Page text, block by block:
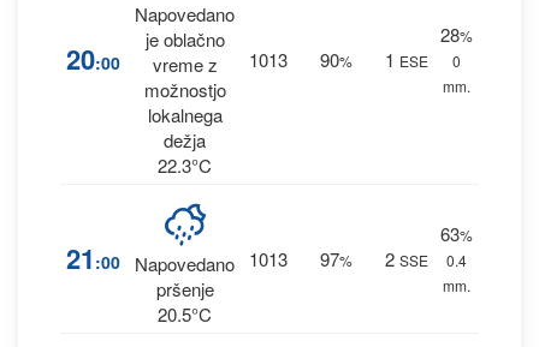
20:00
Napovedano
je oblačno
vreme z
možnostjo
lokalnega
dežja
22.3°C
1013 90% 1 ESE
28%
0
mm.
21 :00
Napovedano
pršenje
20.5°C
1013 97% 2 SSE
63%
0.4
mm.